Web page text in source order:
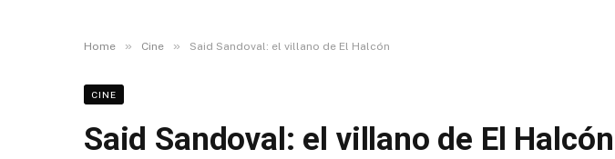
Home » Cine » Said Sandoval: el villano de El Halcón
CINE
Said Sandoval: el villano de El Halcón